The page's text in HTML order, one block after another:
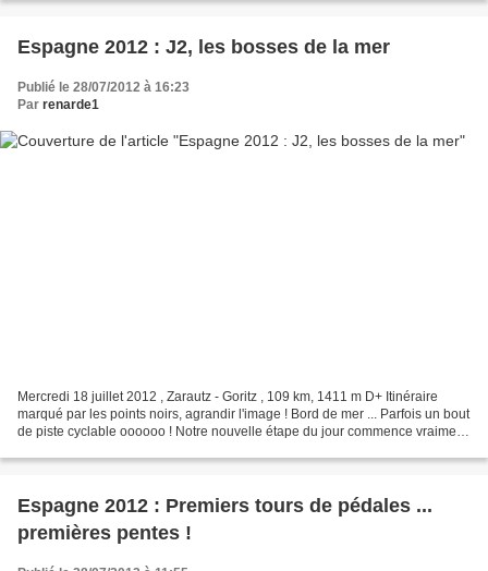
Espagne 2012 : J2, les bosses de la mer
Publié le 28/07/2012 à 16:23
Par renarde1
Mercredi 18 juillet 2012 , Zarautz - Goritz , 109 km, 1411 m D+ Itinéraire
marqué par les points noirs, agrandir l'image ! Bord de mer ... Parfois un bout
de piste cyclable oooooo ! Notre nouvelle étape du jour commence vraiment
Espagne 2012 : Premiers tours de pédales ...
premières pentes !